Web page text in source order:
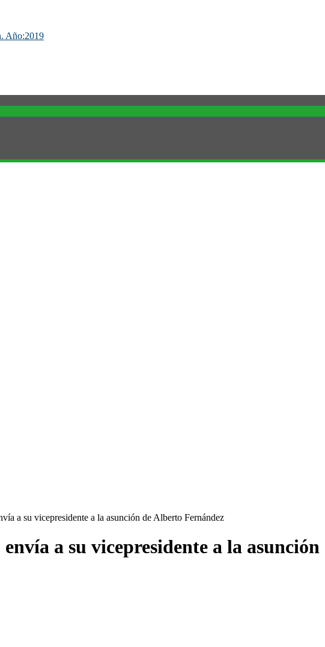
Año:2019
a su vicepresidente a la asunción de Alberto Fernández
a su vicepresidente a la